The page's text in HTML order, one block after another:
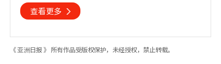
查看更多
《 亚洲日报 》 所有作品受版权保护，未经授权，禁止转载。